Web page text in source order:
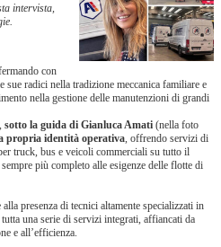
intervista,
con
sue radici nella tradizione meccanica familiare e
nella gestione delle manutenzioni di grandi
sotto la guida di Gianluca Amati (nella foto
propria identità operativa, offrendo servizi di
truck, bus e veicoli commerciali su tutto il
più completo alle esigenze delle flotte di
presenza di tecnici altamente specializzati in
una serie di servizi integrati, affiancati da
e all’efficienza.